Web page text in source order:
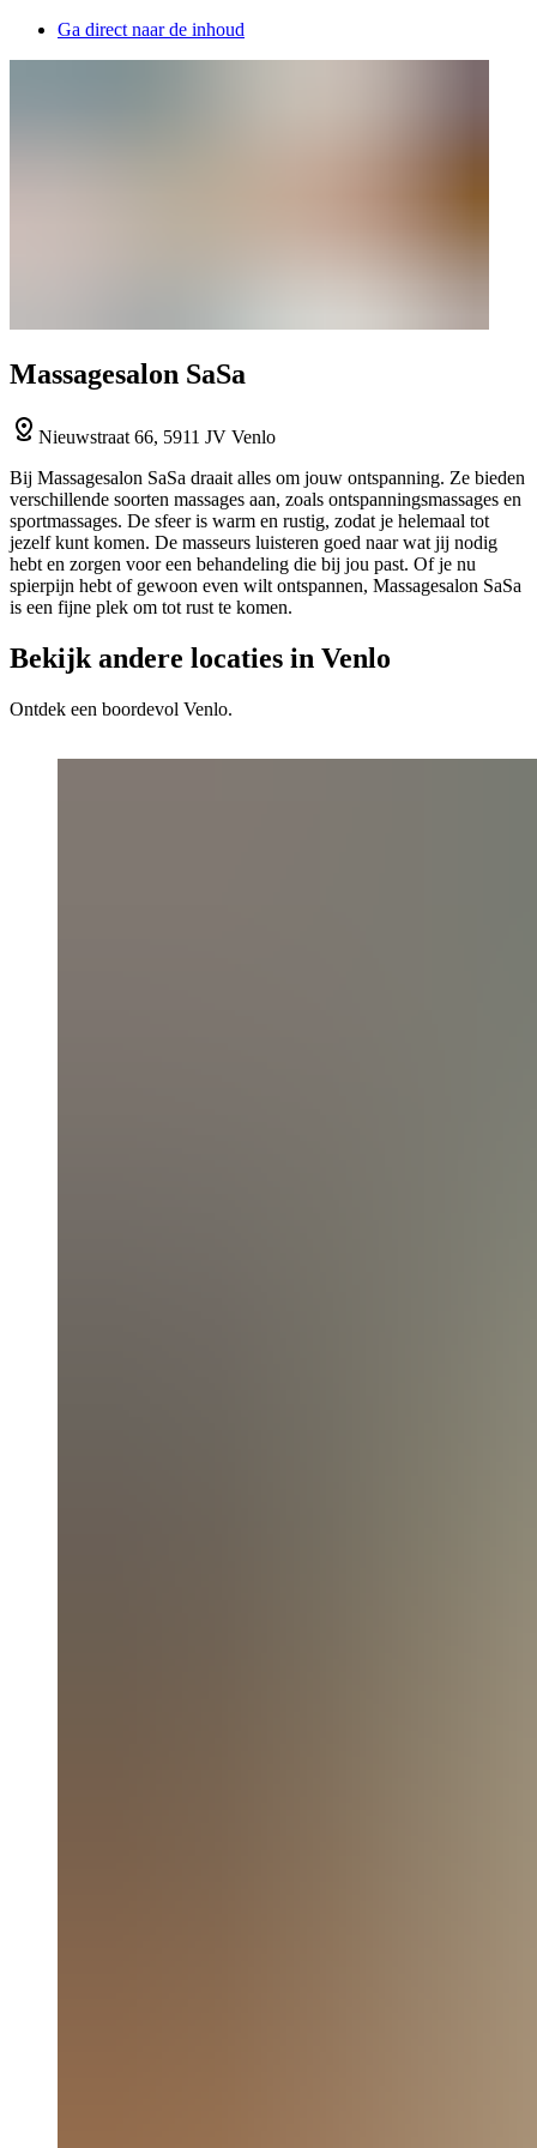
Ga direct naar de inhoud
Massagesalon SaSa
Nieuwstraat 66, 5911 JV Venlo
Bij Massagesalon SaSa draait alles om jouw ontspanning. Ze bieden
verschillende soorten massages aan, zoals ontspanningsmassages en
sportmassages. De sfeer is warm en rustig, zodat je helemaal tot
jezelf kunt komen. De masseurs luisteren goed naar wat jij nodig
hebt en zorgen voor een behandeling die bij jou past. Of je nu
spierpijn hebt of gewoon even wilt ontspannen, Massagesalon SaSa
is een fijne plek om tot rust te komen.
Bekijk andere locaties in Venlo
Ontdek een boordevol Venlo.